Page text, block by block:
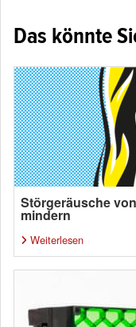
Das könnte
Störgeräusche
mindern
Weiterlesen